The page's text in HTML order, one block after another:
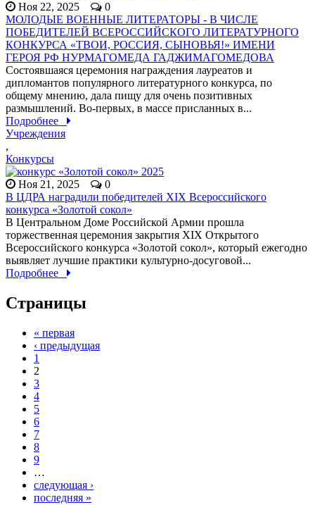
Ноя 22, 2025
0
МОЛОДЫЕ ВОЕННЫЕ ЛИТЕРАТОРЫ - В ЧИСЛЕ
ПОБЕДИТЕЛЕЙ ВСЕРОССИЙСКОГО ЛИТЕРАТУРНОГО
КОНКУРСА «ТВОИ, РОССИЯ, СЫНОВЬЯ!» ИМЕНИ
ГЕРОЯ РФ НУРМАГОМЕДА ГАДЖИМАГОМЕДОВА
Состоявшаяся церемония награждения лауреатов и
дипломантов популярного литературного конкурса, по
общему мнению, дала пищу для очень позитивных
размышлений. Во-первых, в массе присланных в...
Подробнее
Учреждения
,
Конкурсы
Ноя 21, 2025
0
В ЦДРА наградили победителей XIX Всероссийского
конкурса «Золотой сокол»
В Центральном Доме Российской Армии прошла
торжественная церемония закрытия XIX Открытого
Всероссийского конкурса «Золотой сокол», который ежегодно
выявляет лучшие практики культурно-досуговой...
Подробнее
Страницы
« первая
‹ предыдущая
1
2
3
4
5
6
7
8
9
…
следующая ›
последняя »